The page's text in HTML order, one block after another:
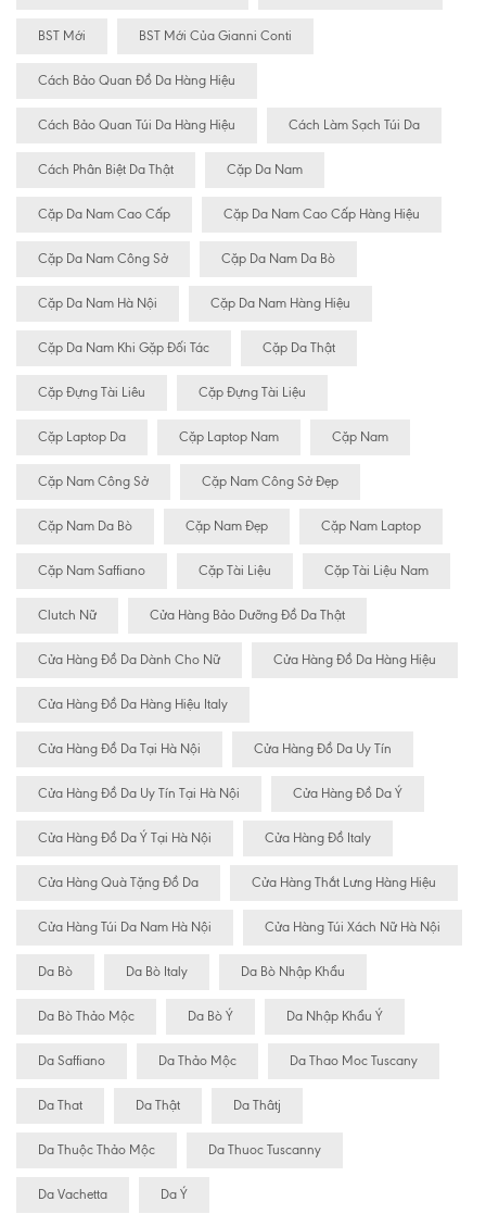
BST Mới BST Mới Của Gianni Conti
Cách Bảo Quan Đồ Da Hàng Hiệu
Cách Bảo Quan Túi Da Hàng Hiệu Cách Làm Sạch Túi Da
Cách Phân Biệt Da Thật Cặp Da Nam
Cặp Da Nam Cao Cấp Cặp Da Nam Cao Cấp Hàng Hiệu
Cặp Da Nam Công Sở Cặp Da Nam Da Bò
Cặp Da Nam Hà Nội Cặp Da Nam Hàng Hiệu
Cặp Da Nam Khi Gặp Đối Tác Cặp Da Thật
Cặp Đựng Tài Liêu Cặp Đựng Tài Liệu
Cặp Laptop Da Cặp Laptop Nam Cặp Nam
Cặp Nam Công Sở Cặp Nam Công Sở Đẹp
Cặp Nam Da Bò Cặp Nam Đẹp Cặp Nam Laptop
Cặp Nam Saffiano Cặp Tài Liệu Cặp Tài Liệu Nam
Clutch Nữ Cửa Hàng Bảo Dưỡng Đồ Da Thật
Cửa Hàng Đồ Da Dành Cho Nữ Cửa Hàng Đồ Da Hàng Hiệu
Cửa Hàng Đồ Da Hàng Hiệu Italy
Cửa Hàng Đồ Da Tại Hà Nội Cửa Hàng Đồ Da Uy Tín
Cửa Hàng Đồ Da Uy Tín Tại Hà Nội Cửa Hàng Đồ Da Ý
Cửa Hàng Đồ Da Ý Tại Hà Nội Cửa Hàng Đồ Italy
Cửa Hàng Quà Tặng Đồ Da Cửa Hàng Thắt Lưng Hàng Hiệu
Cửa Hàng Túi Da Nam Hà Nội Cửa Hàng Túi Xách Nữ Hà Nội
Da Bò Da Bò Italy Da Bò Nhập Khẩu
Da Bò Thảo Mộc Da Bò Ý Da Nhập Khẩu Ý
Da Saffiano Da Thảo Mộc Da Thao Moc Tuscany
Da That Da Thật Da Thâtj
Da Thuộc Thảo Mộc Da Thuoc Tuscanny
Da Vachetta Da Ý